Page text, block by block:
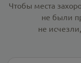
Чтобы места
не были
не